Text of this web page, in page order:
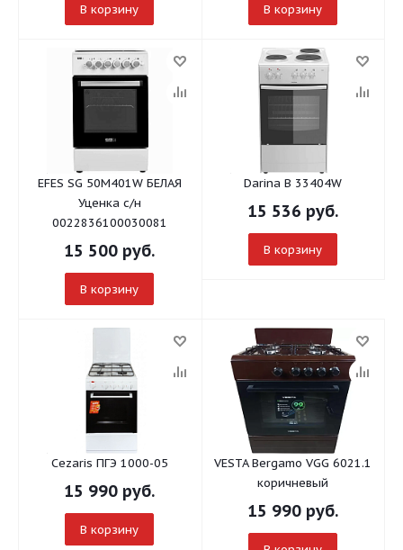
В корзину В корзину
EFES SG 50M401W БЕЛАЯ
Уценка с/н
0022836100030081
15 500 руб.
В корзину
Darina В 33404W
15 536 руб.
В корзину
Cezaris ПГЭ 1000-05
15 990 руб.
В корзину
VESTA Bergamo VGG 6021.1
коричневый
15 990 руб.